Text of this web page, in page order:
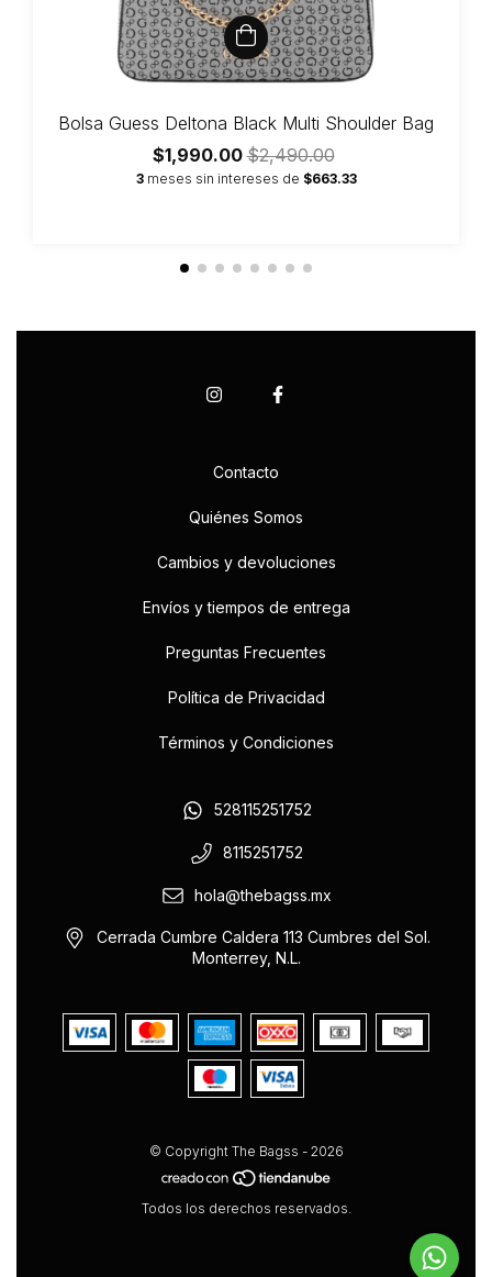
Bolsa Guess Deltona Black Multi Shoulder Bag
$1,990.00$2,490.00
3 meses sin intereses de $663.33
Contacto
Quiénes Somos
Cambios y devoluciones
Envíos y tiempos de entrega
Preguntas Frecuentes
Política de Privacidad
Términos y Condiciones
528115251752
8115251752
hola@thebagss.mx
Cerrada Cumbre Caldera 113 Cumbres del Sol.
Monterrey, N.L.
© Copyright The Bagss - 2026
Todos los derechos reservados.